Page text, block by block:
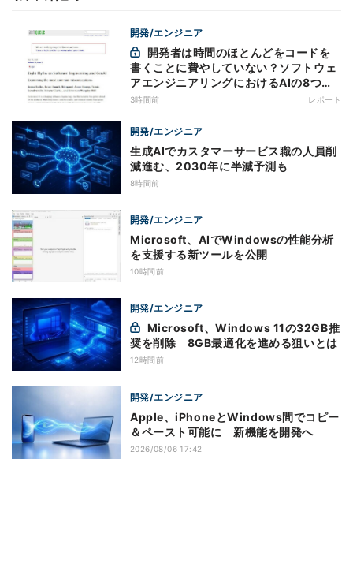
開発/エンジニア
書くことに費やしていない？ソフトウェ
アエンジニアリングにおけるAIの8つの
神話への賛否
3時間前 レポート
開発/エンジニア
生成AIでカスタマーサービス職の人員削
減進む、2030年に半減予測も
8時間前
開発/エンジニア
Microsoft、AIでWindowsの性能分析
を支援する新ツールを公開
10時間前
開発/エンジニア
奨を削除 8GB最適化を進める狙いとは
12時間前
開発/エンジニア
Apple、iPhoneとWindows間でコピー
＆ペースト可能に 新機能を開発へ
2026/08/06 17:42